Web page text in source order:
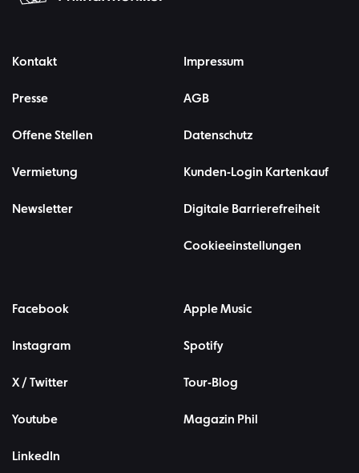
Kontakt
Presse
Offene Stellen
Vermietung
Newsletter
Impressum
AGB
Datenschutz
Kunden-Login Kartenkauf
Digitale Barrierefreiheit
Cookieeinstellungen
Facebook
Instagram
X / Twitter
Youtube
LinkedIn
Apple Music
Spotify
Tour-Blog
Magazin Phil